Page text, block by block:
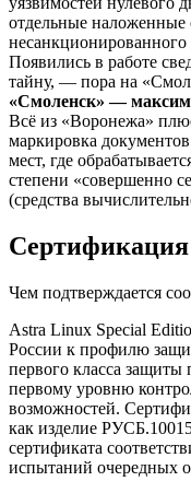
отдельные наложенные
несанкционированного
Появились в работе
тайну, — пора на
«Смоленск» —
Всё из «Воронежа»
маркировка
мест, где
степени «совершенно
(средства
Чем подтверждается
Astra Linux Special
России к профилю
первого класса
первому уровню
возможностей.
как изделие
сертификата
испытаний очередных